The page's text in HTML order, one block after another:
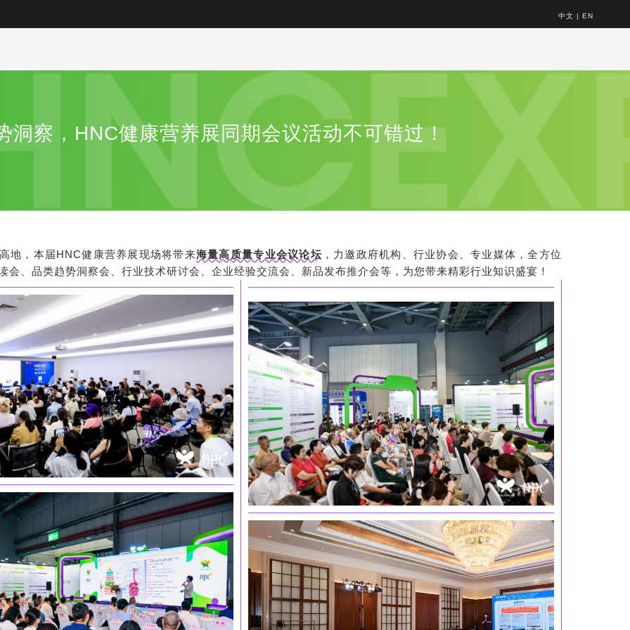
中文 | EN
洞察，HNC健康营养展同期会议活动不可错过！
地，本届HNC健康营养展现场将带来海量高质量专业会议论坛 ，力邀政府机构、行业协会、专业媒体，全方位
会、品类趋势洞察会、行业技术研讨会、企业经验交流会、新品发布推介会等，为您带来精彩行业知识盛宴！